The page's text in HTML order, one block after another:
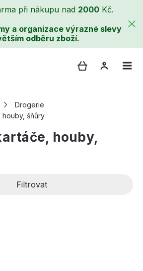
při nákupu nad 2000 Kč.
a organizace výrazné slevy
odběru zboží.
Drogerie
šňůry
houby,
Filtrovat